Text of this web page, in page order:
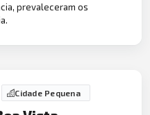
prevaleceram os
Cidade Pequena